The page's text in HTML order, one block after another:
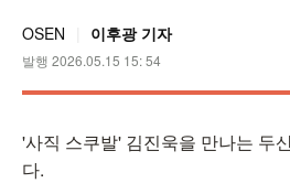
OSEN 이후광 기자
발행 2026.05.15 15: 54
'사직 스쿠발' 김진욱을 만나는 두
다.